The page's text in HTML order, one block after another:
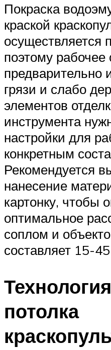
Покраска
краской
осуществляется
поэтому
предварительно
грязи и слабо
элементов
инструмента
настройки для
конкретным
Рекомендуется
нанесение
картонку, чтобы
оптимальное
соплом и
составляет 15-
потолка